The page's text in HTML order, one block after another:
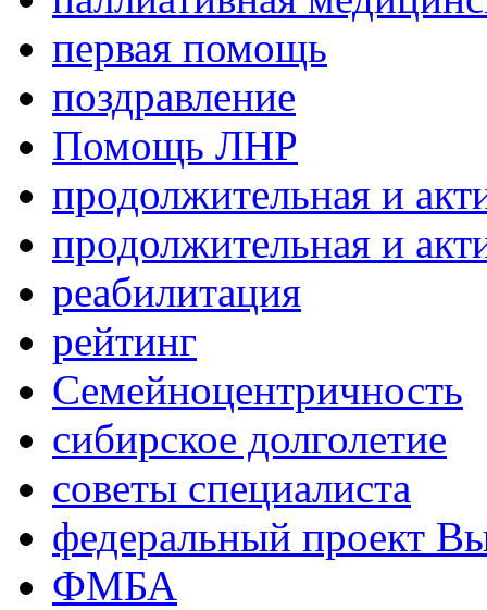
первая помощь
поздравление
Помощь ЛНР
продолжительная и
продолжительная и
реабилитация
рейтинг
Семейноцентричность
сибирское долголетие
советы специалиста
федеральный проект
ФМБА